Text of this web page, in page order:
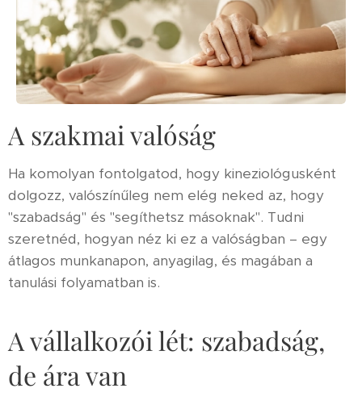
A szakmai valóság
Ha komolyan fontolgatod, hogy kineziológusként
dolgozz, valószínűleg nem elég neked az, hogy
"szabadság" és "segíthetsz másoknak". Tudni
szeretnéd, hogyan néz ki ez a valóságban – egy
átlagos munkanapon, anyagilag, és magában a
tanulási folyamatban is.
A vállalkozói lét: szabadság,
de ára van